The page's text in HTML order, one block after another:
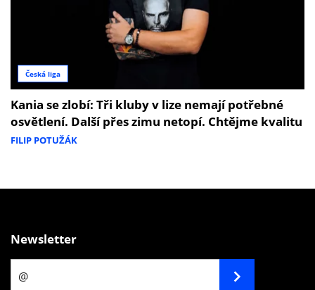
Česká liga
Kania se zlobí: Tři kluby v lize nemají potřebné
osvětlení. Další přes zimu netopí. Chtějme kvalitu
FILIP POTUŽÁK
Newsletter